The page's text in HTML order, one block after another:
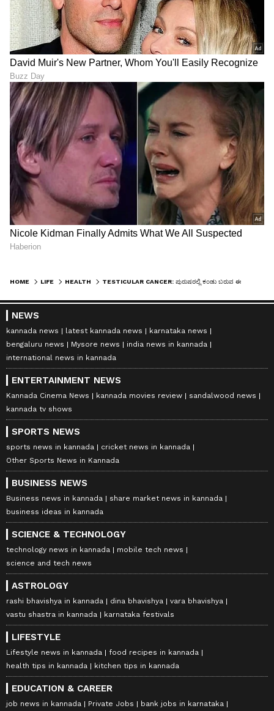
ಶೇ.50 ರಿಂದ ಶೇ.18 ಕ್ಕೆ TAX ಇಳಿಕೆ: ಮೋದಿ-
ಟ್ರಂಪ್ ಐತಿಹಾಸಿಕ ಒಪ್ಪಂದ | India US
Trade Deal | Party Rounds
HOME LIFE HEALTH
NEWS
kannada news latest kannada news
karnataka news
bengaluru news
Mysore news
india news in kannada
international news in kannada
ENTERTAINMENT NEWS
Kannada Cinema News kannada movies review
sandalwood news
kannada tv shows
SPORTS NEWS
sports news in kannada
cricket news in kannada
Other Sports News in Kannada
BUSINESS NEWS
Business news in kannada
share market news in kannada
business ideas in kannada
SCIENCE & TECHNOLOGY
technology news in kannada
mobile tech news
science and tech news
ASTROLOGY
rashi bhavishya in kannada dina bhavishya
vara bhavishya
vastu shastra in kannada
karnataka festivals
LIFESTYLE
Lifestyle news in kannada
food recipes in kannada
health tips in kannada
kitchen tips in kannada
EDUCATION & CAREER
job news in kannada Private Jobs bank jobs in karnataka